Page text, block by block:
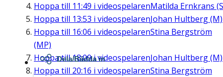
Hoppa till 11:49 i videospelarenMatilda Ernkrans
Hoppa till 13:53 i videospelarenJohan Hultberg (M)
Hoppa till 16:06 i videospelarenStina Bergström
(MP)
Hoppa till18:09i videospelarenJohan Hultberg (M)
Hoppa till 20:16 i videospelarenStina Bergström
Dela/Bädda in